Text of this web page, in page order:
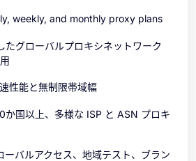
weekly, and monthly proxy plans
たグローバルプロキシネットワーク
性能と無制限帯域幅
か国以上、多様な ISP と ASN プロキ
ーバルアクセス、地域テスト、ブラン